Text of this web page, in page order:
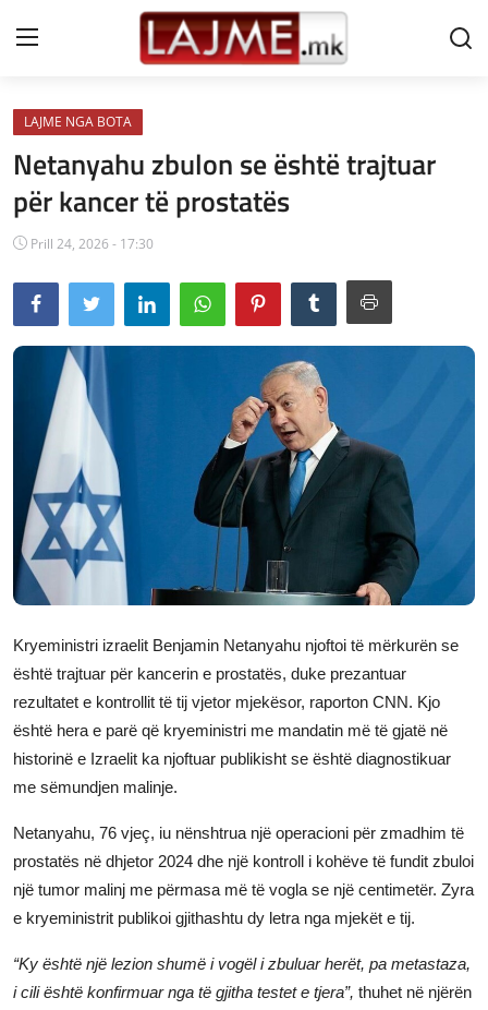
Shtëpi
LAJME MAQEDONI
SHQIPERI
KOSOVA
LAJME NGA BOTA
SHOWBIZ
SPORT
SHENDETI
JETA
Gallery
LAJME NGA BOTA
Netanyahu zbulon se është trajtuar
për kancer të prostatës
Prill 24, 2026 - 17:30
Kryeministri izraelit Benjamin Netanyahu njoftoi të mërkurën se
është trajtuar për kancerin e prostatës, duke prezantuar
rezultatet e kontrollit të tij vjetor mjekësor, raporton CNN. Kjo
është hera e parë që kryeministri me mandatin më të gjatë në
historinë e Izraelit ka njoftuar publikisht se është diagnostikuar
me sëmundjen malinje.
Netanyahu, 76 vjeç, iu nënshtrua një operacioni për zmadhim të
prostatës në dhjetor 2024 dhe një kontroll i kohëve të fundit zbuloi
një tumor malinj me përmasa më të vogla se një centimetër. Zyra
e kryeministrit publikoi gjithashtu dy letra nga mjekët e tij.
“Ky është një lezion shumë i vogël i zbuluar herët, pa metastaza,
i cili është konfirmuar nga të gjitha testet e tjera”, thuhet në njërën